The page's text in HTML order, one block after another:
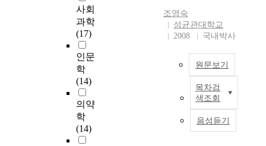
사회
과학
(17)
인문
학
(14)
의약
학
(14)
조영숙
성균관대학교
2008
국내박사
원문보기
목차검
색조회
음성듣기